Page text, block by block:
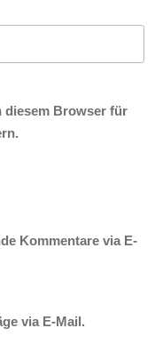
diesem Browser für
Kommentare via E-
via E-Mail.